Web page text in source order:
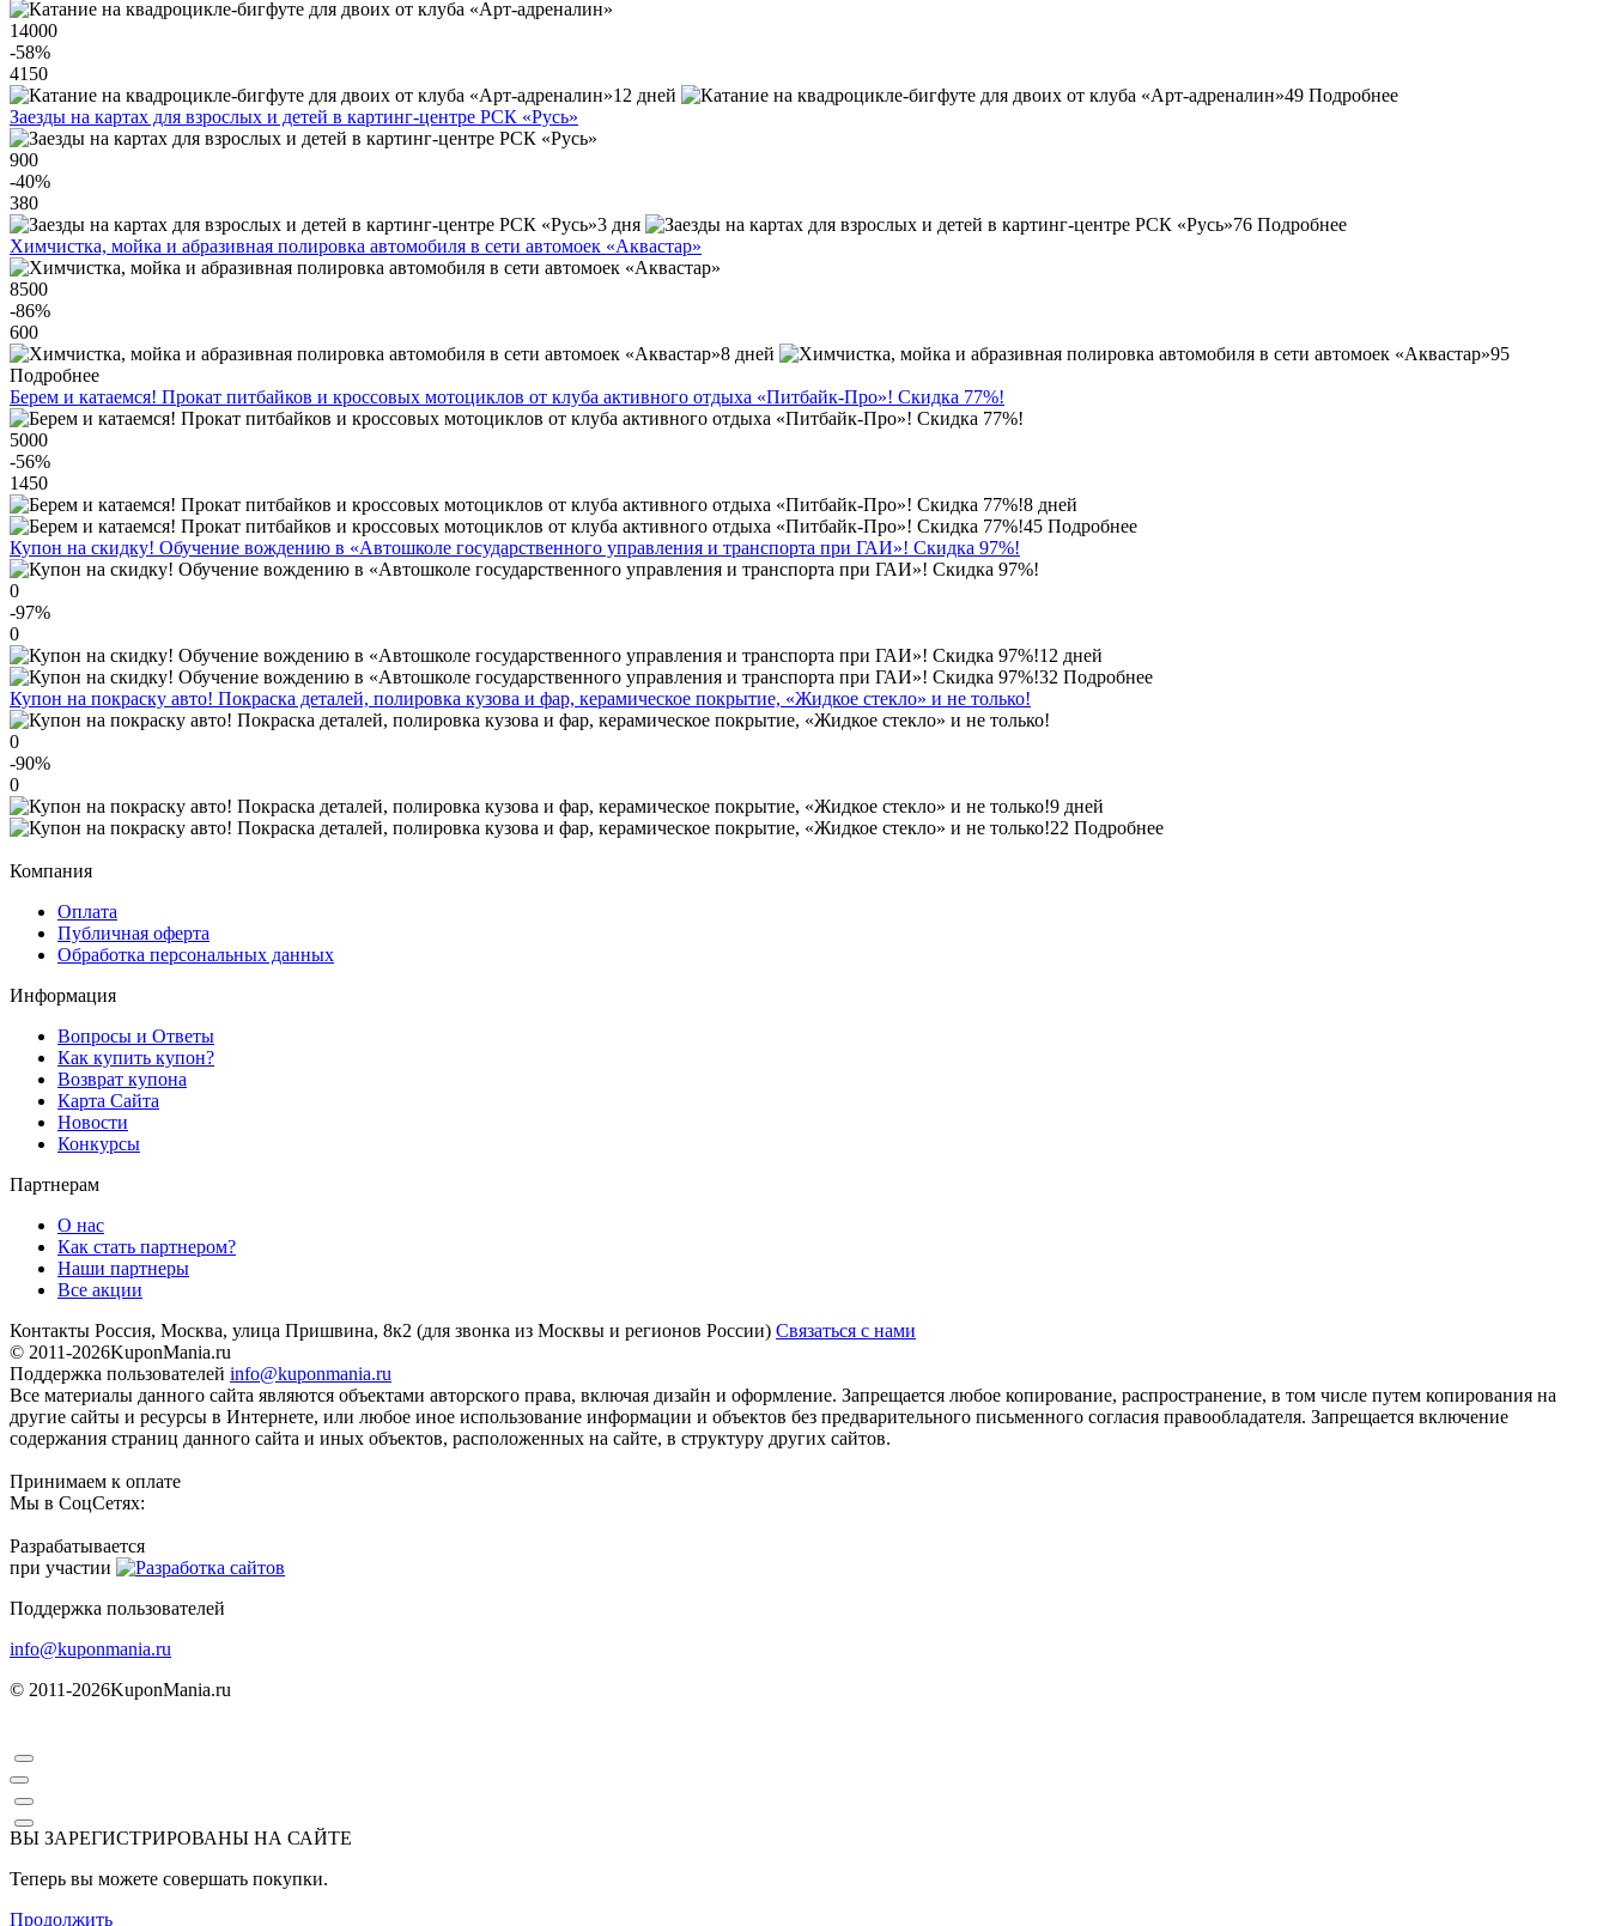
14000
-58%
4150
12 дней
49 Подробнее
Заезды на картах для взрослых и детей в картинг-центре РСК «Русь»
900
-40%
380
3 дня
76 Подробнее
Химчистка, мойка и абразивная полировка автомобиля в сети автомоек «Аквастар»
8500
-86%
600
8 дней
95
Подробнее
Берем и катаемся! Прокат питбайков и кроссовых мотоциклов от клуба активного отдыха «Питбайк-Про»! Скидка 77%!
5000
-56%
1450
8 дней
45 Подробнее
Купон на скидку! Обучение вождению в «Автошколе государственного управления и транспорта при ГАИ»! Скидка 97%!
0
-97%
0
12 дней
32 Подробнее
Купон на покраску авто! Покраска деталей, полировка кузова и фар, керамическое покрытие, «Жидкое стекло» и не только!
0
-90%
0
9 дней
22 Подробнее
Компания
Оплата
Публичная оферта
Обработка персональных данных
Информация
Вопросы и Ответы
Как купить купон?
Возврат купона
Карта Сайта
Новости
Конкурсы
Партнерам
О нас
Как стать партнером?
Наши партнеры
Все акции
Контакты Россия, Москва, улица Пришвина, 8к2 (для звонка из Москвы и регионов России) Связаться с нами
© 2011-2026KuponMania.ru
Поддержка пользователей info@kuponmania.ru
Все материалы данного сайта являются объектами авторского права, включая дизайн и оформление. Запрещается любое копирование, распространение, в том числе путем копирования на
другие сайты и ресурсы в Интернете, или любое иное использование информации и объектов без предварительного письменного согласия правообладателя. Запрещается включение
содержания страниц данного сайта и иных объектов, расположенных на сайте, в структуру других сайтов.
Принимаем к оплате
Мы в СоцСетях:
Разрабатывается
при участии
Поддержка пользователей
info@kuponmania.ru
© 2011-2026KuponMania.ru
ВЫ ЗАРЕГИСТРИРОВАНЫ НА САЙТЕ
Теперь вы можете совершать покупки.
Продолжить